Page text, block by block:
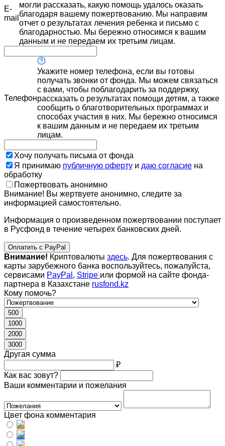
E-
mail
могли рассказать, какую помощь удалось оказать
благодаря вашему пожертвованию. Мы направим
отчет о результатах лечения ребенка и письмо с
благодарностью. Мы бережно относимся к вашим
данным и не передаем их третьим лицам.
Телефон
Укажите номер телефона, если вы готовы
получать звонки от фонда. Мы можем связаться
с вами, чтобы поблагодарить за поддержку,
рассказать о результатах помощи детям, а также
сообщить о благотворительных программах и
способах участия в них. Мы бережно относимся
к вашим данным и не передаем их третьим
лицам.
Хочу получать письма от фонда
Я принимаю публичную оферту и даю согласие на
обработку
Пожертвовать анонимно
Внимание! Вы жертвуете анонимно, следите за
информацией самостоятельно.
Информация о произведенном пожертвовании поступает
в Русфонд в течение четырех банковских дней.
Оплатить с PayPal
Внимание! Криптовалюты здесь. Для пожертвования с
карты зарубежного банка воспользуйтесь, пожалуйста,
сервисами PayPal , Stripe или формой на сайте фонда-
партнера в Казахстане rusfond.kz
Кому помочь?
500
1000
2000
3000
Другая сумма
₽
Как вас зовут?
Ваши комментарии и пожелания
Цвет фона комментария